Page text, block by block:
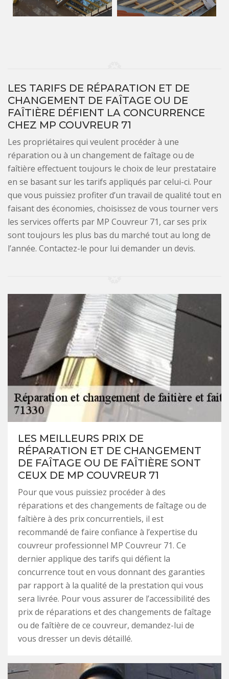
LES TARIFS DE RÉPARATION ET DE
CHANGEMENT DE FAÎTAGE OU DE
FAÎTIÈRE DÉFIENT LA CONCURRENCE
CHEZ MP COUVREUR 71
Les propriétaires qui veulent procéder à une
réparation ou à un changement de faîtage ou de
faîtière effectuent toujours le choix de leur prestataire
en se basant sur les tarifs appliqués par celui-ci. Pour
que vous puissiez profiter d’un travail de qualité tout en
faisant des économies, choisissez de vous tourner vers
les services offerts par MP Couvreur 71, car ses prix
sont toujours les plus bas du marché tout au long de
l’année. Contactez-le pour lui demander un devis.
LES MEILLEURS PRIX DE
RÉPARATION ET DE CHANGEMENT
DE FAÎTAGE OU DE FAÎTIÈRE SONT
CEUX DE MP COUVREUR 71
Pour que vous puissiez procéder à des
réparations et des changements de faîtage ou de
faîtière à des prix concurrentiels, il est
recommandé de faire confiance à l’expertise du
couvreur professionnel MP Couvreur 71. Ce
dernier applique des tarifs qui défient la
concurrence tout en vous donnant des garanties
par rapport à la qualité de la prestation qui vous
sera livrée. Pour vous assurer de l’accessibilité des
prix de réparations et des changements de faîtage
ou de faîtière de ce couvreur, demandez-lui de
vous dresser un devis détaillé.